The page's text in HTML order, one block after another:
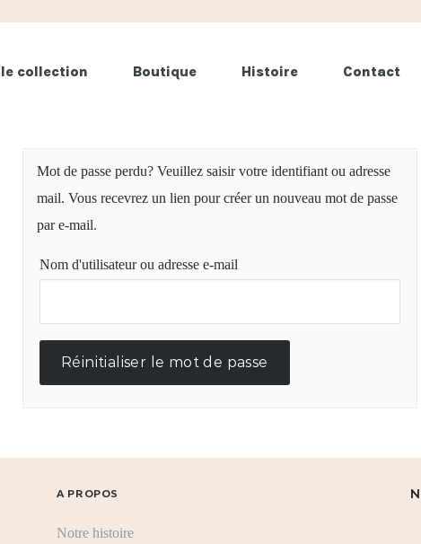
collection Boutique Histoire Contact
Mot de passe perdu? Veuillez saisir votre identifiant ou adresse
mail. Vous recevrez un lien pour créer un nouveau mot de passe
par e-mail.
Nom d'utilisateur ou adresse e-mail
A PROPOS
Notre histoire